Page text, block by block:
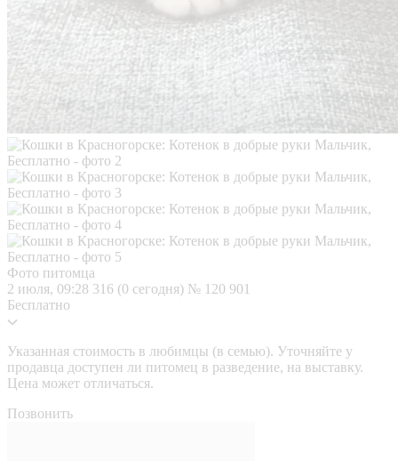
Фото питомца
2 июля, 09:28 316 (0 сегодня) № 120 901
Бесплатно
Указанная стоимость в любимцы (в семью). Уточняйте у
продавца доступен ли питомец в разведение, на выставку.
Цена может отличаться.
Позвонить